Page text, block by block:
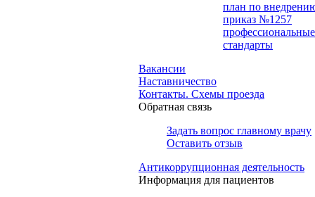
план по
приказ №1257
профессиональные
стандарты
Вакансии
Наставничество
Контакты. Схемы проезда
Обратная связь
Задать вопрос главному врачу
Оставить отзыв
Антикоррупционная деятельность
Информация для пациентов